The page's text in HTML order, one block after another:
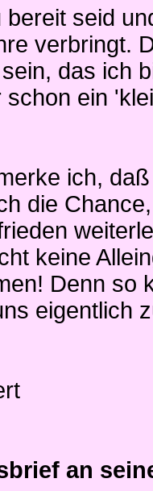
seid
verbringt.
das ich
schon ein
ich,
die
keine
Denn so
eigentlich
an